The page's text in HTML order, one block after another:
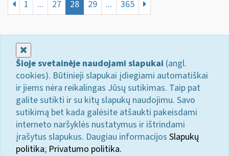
1 ... 27 28 29 ... 365
Šioje svetainėje naudojami slapukai (angl.
cookies). Būtinieji slapukai įdiegiami automatiškai
ir jiems nėra reikalingas Jūsų sutikimas. Taip pat
galite sutikti ir su kitų slapukų naudojimu. Savo
sutikimą bet kada galėsite atšaukti pakeisdami
interneto naršyklės nustatymus ir ištrindami
įrašytus slapukus. Daugiau informacijos Slapukų
politika; Privatumo politika.